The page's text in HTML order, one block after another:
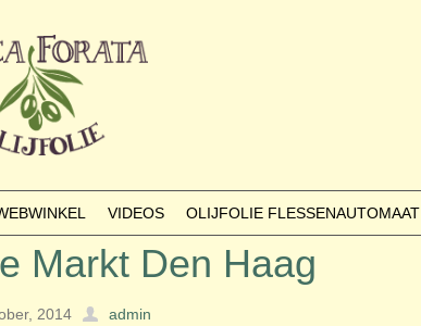
VIDEOS OLIJFOLIE FLESSENAUTOMAAT
Markt Den Haag
2014 admin